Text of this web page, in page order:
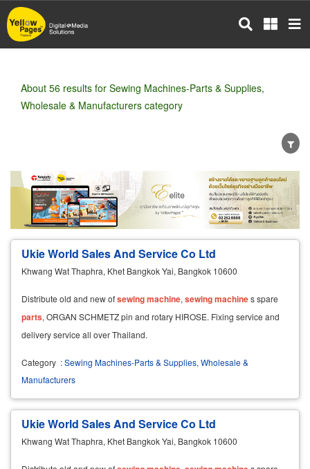
Skip
to
main
About 56 results for Sewing Machines-Parts & Supplies,
Wholesale & Manufacturers category
Wholesale Retail Manufacturer
Dealer
Exporter/Importer
Service Business
Ukie World Sales And Service Co Ltd
Khwang Wat Thaphra, Khet Bangkok Yai, Bangkok 10600
Distribute old and new ofsewingmachine, sewingmachines spare
parts, ORGAN SCHMETZ pin and rotary HIROSE. Fixing service and
delivery service all over Thailand.
Category :Sewing Machines-Parts & Supplies, Wholesale &
Manufacturers
Ukie World Sales And Service Co Ltd
Khwang Wat Thaphra, Khet Bangkok Yai, Bangkok 10600